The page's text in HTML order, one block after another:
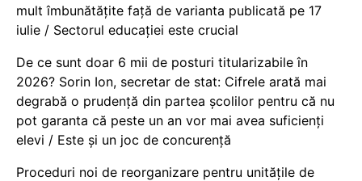
mult îmbunătățite față de varianta publicată pe 17
iulie / Sectorul educației este crucial
De ce sunt doar 6 mii de posturi titularizabile în
2026? Sorin Ion, secretar de stat: Cifrele arată mai
degrabă o prudență din partea școlilor pentru că nu
pot garanta că peste un an vor mai avea suficienți
elevi / Este și un joc de concurență
Proceduri noi de reorganizare pentru unitățile de